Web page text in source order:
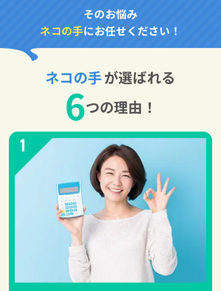
そのお悩み
ネコの手にお任せください！
ネコの手が選ばれる
6つの理由！